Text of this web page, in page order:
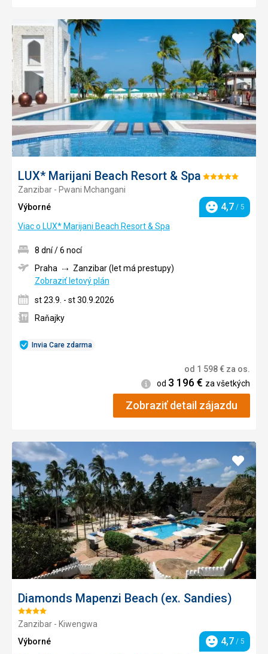
LUX* Marijani Beach Resort & Spa Hodnotenie:
Zanzibar - Pwani Mchangani
Výborné
Hodnotenie
4,7 / 5
Viac o LUX* Marijani Beach Resort & Spa
Pridať
do
Invia Care zdarma
8 dní / 6 nocí
Praha
Zanzibar (let má prestupy)
Zobraziť letový plán
st 23.9. - st 30.9.2026
Raňajky
od 1 598€ za os.
Informácie
od 3 196€ za všetkých
Zobraziť detail zájazdu
Diamonds Mapenzi Beach (ex. Sandies)
Hodnotenie:
4/5
Zanzibar - Kiwengwa
Výborné
Hodnotenie
4,7 / 5
Pridať
do